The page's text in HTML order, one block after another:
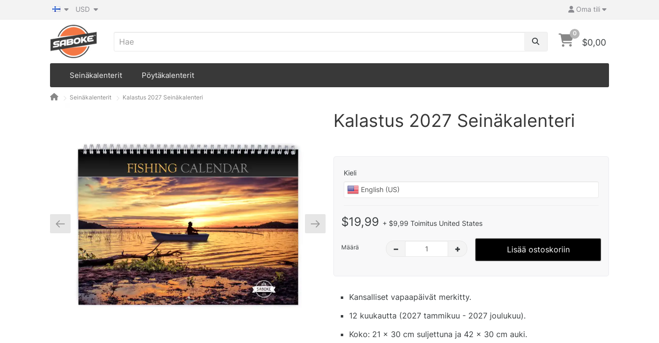
Oma tili
USD
0
$0,00
Seinäkalenterit Pöytäkalenterit
Seinäkalenterit Kalastus 2027 Seinäkalenteri
Kalastus 2027 Seinäkalenteri
Kieli
$19,99 + $9,99 Toimitus United States
Määrä – + Lisää ostoskoriin
Kansalliset vapaapäivät merkitty.
12 kuukautta (2027 tammikuu - 2027 joulukuu).
Koko: 21 x 30 cm suljettuna ja 42 x 30 cm auki.